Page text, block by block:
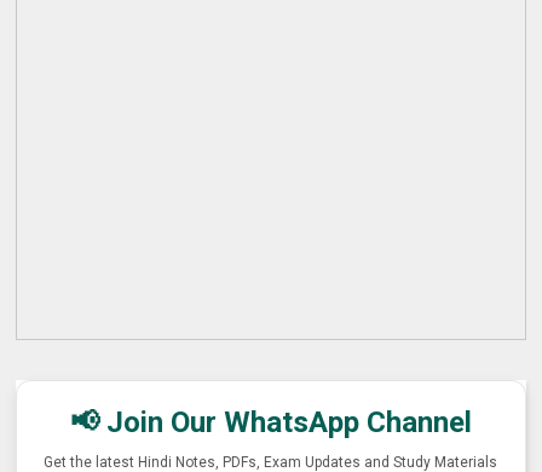
📢 Join Our WhatsApp Channel
Get the latest Hindi Notes, PDFs, Exam Updates and Study Materials